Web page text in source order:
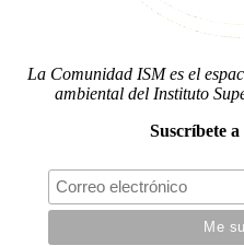
La Comunidad ISM es el
ambiental del Instituto
Suscríbete